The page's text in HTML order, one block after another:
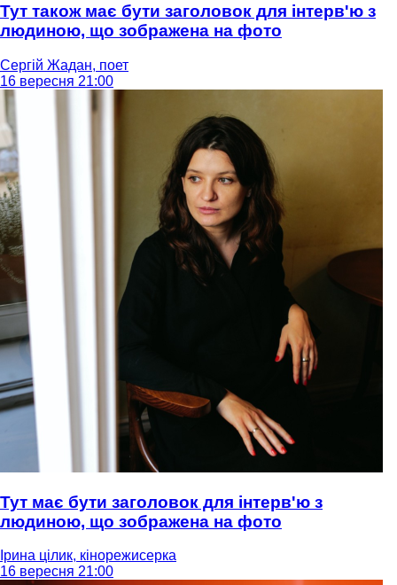
Тут також має бути заголовок для інтерв'ю з
людиною, що зображена на фото
Сергій Жадан, поет
16 вересня 21:00
Тут має бути заголовок для інтерв'ю з
людиною, що зображена на фото
Ірина цілик, кінорежисерка
16 вересня 21:00